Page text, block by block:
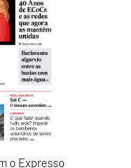
o Expresso